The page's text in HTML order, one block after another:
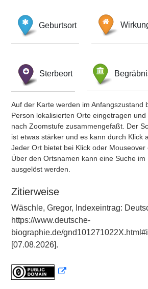
Geburtsort
Sterbeort
Auf der Karte werden im Anfangszustand
Person lokalisierten Orte eingetragen
nach Zoomstufe zusammengefaßt. Der
ist etwas stärker und es kann durch Klick
Jeder Ort bietet bei Klick oder Mouseover
Über den Ortsnamen kann eine Suche im
ausgelöst werden.
Zitierweise
Wäschle, Gregor, Indexeintrag:
https://www.deutsche-
biographie.de/
[07.08.2026].